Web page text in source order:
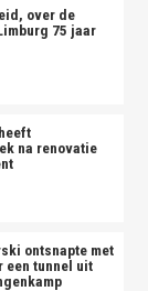
over de
75 jaar
na renovatie
ontsnapte met
een tunnel uit